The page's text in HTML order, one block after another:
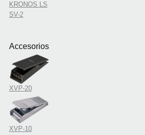
KRONOS LS
SV-2
Accesorios
XVP-20
XVP-10